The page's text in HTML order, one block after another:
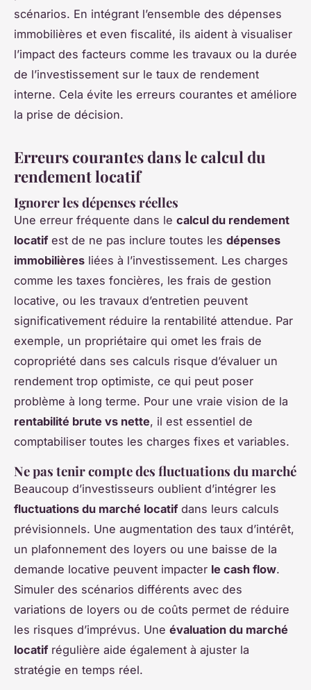
scénarios. En intégrant l’ensemble des dépenses
immobilières et even fiscalité, ils aident à visualiser
l’impact des facteurs comme les travaux ou la durée
de l’investissement sur le taux de rendement
interne. Cela évite les erreurs courantes et améliore
la prise de décision.
Erreurs courantes dans le calcul du
rendement locatif
Ignorer les dépenses réelles
Une erreur fréquente dans le calcul du rendement
locatifest de ne pas inclure toutes les dépenses
immobilières liées à l’investissement. Les charges
comme les taxes foncières, les frais de gestion
locative, ou les travaux d’entretien peuvent
significativement réduire la rentabilité attendue. Par
exemple, un propriétaire qui omet les frais de
copropriété dans ses calculs risque d’évaluer un
rendement trop optimiste, ce qui peut poser
problème à long terme. Pour une vraie vision de la
rentabilité brute vs nette, il est essentiel de
comptabiliser toutes les charges fixes et variables.
Ne pas tenir compte des fluctuations du marché
Beaucoup d’investisseurs oublient d’intégrer les
fluctuations du marché locatifdans leurs calculs
prévisionnels. Une augmentation des taux d’intérêt,
un plafonnement des loyers ou une baisse de la
demande locative peuvent impacter le cash flow.
Simuler des scénarios différents avec des
variations de loyers ou de coûts permet de réduire
les risques d’imprévus. Une évaluation du marché
locatifrégulière aide également à ajuster la
stratégie en temps réel.